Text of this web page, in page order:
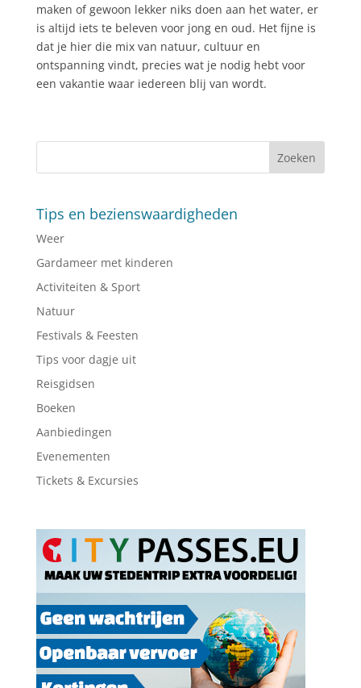
maken of gewoon lekker niks doen aan het water, er
is altijd iets te beleven voor jong en oud. Het fijne is
dat je hier die mix van natuur, cultuur en
ontspanning vindt, precies wat je nodig hebt voor
een vakantie waar iedereen blij van wordt.
Tips en bezienswaardigheden
Weer
Gardameer met kinderen
Activiteiten & Sport
Natuur
Festivals & Feesten
Tips voor dagje uit
Reisgidsen
Boeken
Aanbiedingen
Evenementen
Tickets & Excursies